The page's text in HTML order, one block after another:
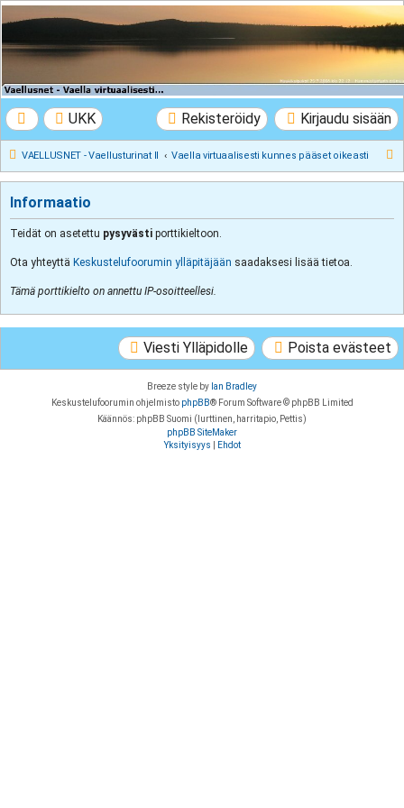
VAELLUSNET -
Vaellusturinat II
UKK Kirjaudu sisään
Rekisteröidy
VAELLUSNET - Vaellusturinat II Vaella virtuaalisesti kunnes pääset oikeasti
Informaatio
Teidät on asetettu pysyvästi porttikieltoon.
Ota yhteyttä Keskustelufoorumin ylläpitäjään saadaksesi lisää tietoa.
Tämä porttikielto on annettu IP-osoitteellesi.
Poista evästeet
Viesti Ylläpidolle
Breeze style by Ian Bradley
Keskustelufoorumin ohjelmisto phpBB® Forum Software © phpBB Limited
Käännös: phpBB Suomi (lurttinen, harritapio, Pettis)
phpBB SiteMaker
Yksityisyys
Ehdot